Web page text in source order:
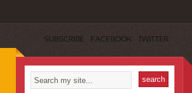
SUBSCRIBE FACEBOOK TWITTER